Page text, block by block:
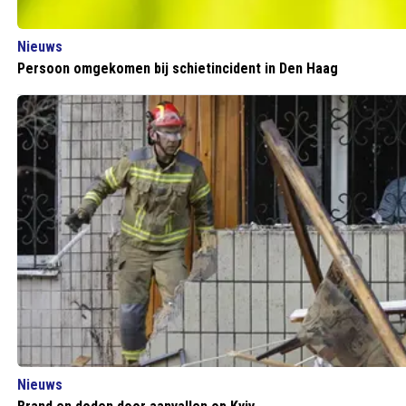
Nieuws
Persoon omgekomen bij schietincident in Den Haag
Nieuws